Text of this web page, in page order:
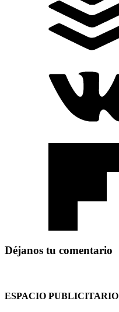
Déjanos tu comentario
ESPACIO PUBLICITARIO